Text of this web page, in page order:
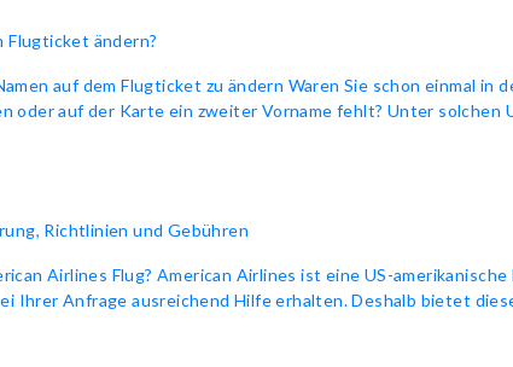
Flugticket ändern?
auf dem Flugticket zu ändern Waren Sie schon einmal
oder auf der Karte ein zweiter Vorname fehlt? Unter solchen
Richtlinien und Gebühren
Airlines Flug? American Airlines ist eine US-
Ihrer Anfrage ausreichend Hilfe erhalten. Deshalb bietet